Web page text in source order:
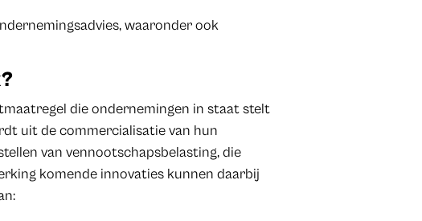
waaronder ook
die ondernemingen in staat stelt
uit de commercialisatie van hun
van vennootschapsbelasting, die
komende innovaties kunnen daarbij